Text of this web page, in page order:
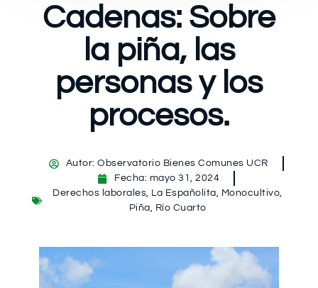
Cadenas: Sobre
la piña, las
personas y los
procesos.
Autor: Observatorio Bienes Comunes UCR
Fecha: mayo 31, 2024
Derechos laborales, La Españolita, Monocultivo,
Piña, Río Cuarto